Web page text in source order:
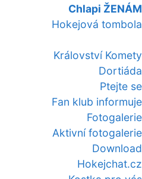
Chlapi ŽENÁM
Hokejová tombola
Království Komety
Dortiáda
Ptejte se
Fan klub informuje
Fotogalerie
Aktivní fotogalerie
Download
Hokejchat.cz